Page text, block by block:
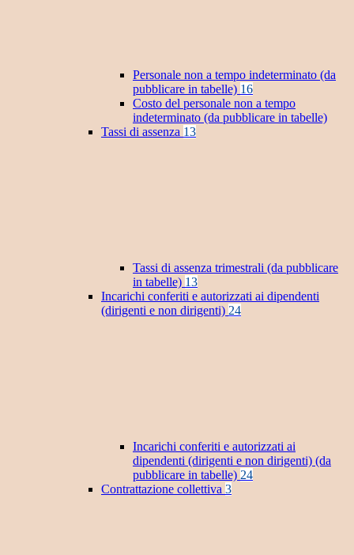
Personale non a tempo indeterminato (da
pubblicare in tabelle) 16
Costo del personale non a tempo
indeterminato (da pubblicare in tabelle)
Tassi di assenza 13
Tassi di assenza trimestrali (da pubblicare
in tabelle) 13
Incarichi conferiti e autorizzati ai dipendenti
(dirigenti e non dirigenti) 24
Incarichi conferiti e autorizzati ai
dipendenti (dirigenti e non dirigenti) (da
pubblicare in tabelle) 24
Contrattazione collettiva 3